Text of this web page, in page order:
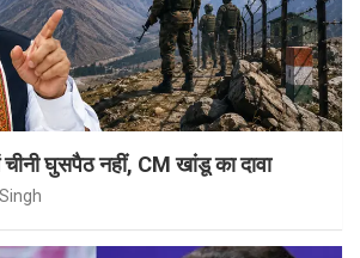
घुसपैठ नहीं, CM खांडू का दावा